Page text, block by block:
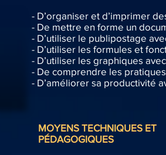
- D’organiser et d’imprimer
- De mettre en forme un
- D’utiliser le publipostage
- D’utiliser les formules et
- D’utiliser les graphiques
- De comprendre les
- D’améliorer sa productivité
MOYENS TECHNIQUES ET
PÉDAGOGIQUES